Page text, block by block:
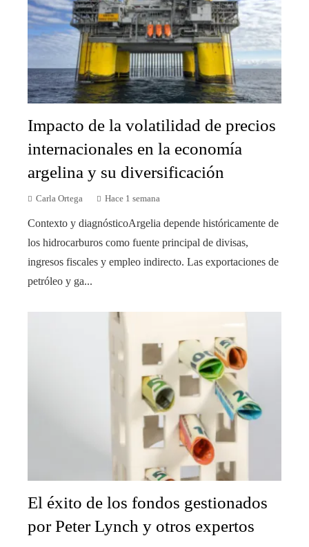
Impacto de la volatilidad de precios
internacionales en la economía
argelina y su diversificación
Carla Ortega Hace 1 semana
Contexto y diagnósticoArgelia depende históricamente de
los hidrocarburos como fuente principal de divisas,
ingresos fiscales y empleo indirecto. Las exportaciones de
petróleo y ga...
El éxito de los fondos gestionados
por Peter Lynch y otros expertos